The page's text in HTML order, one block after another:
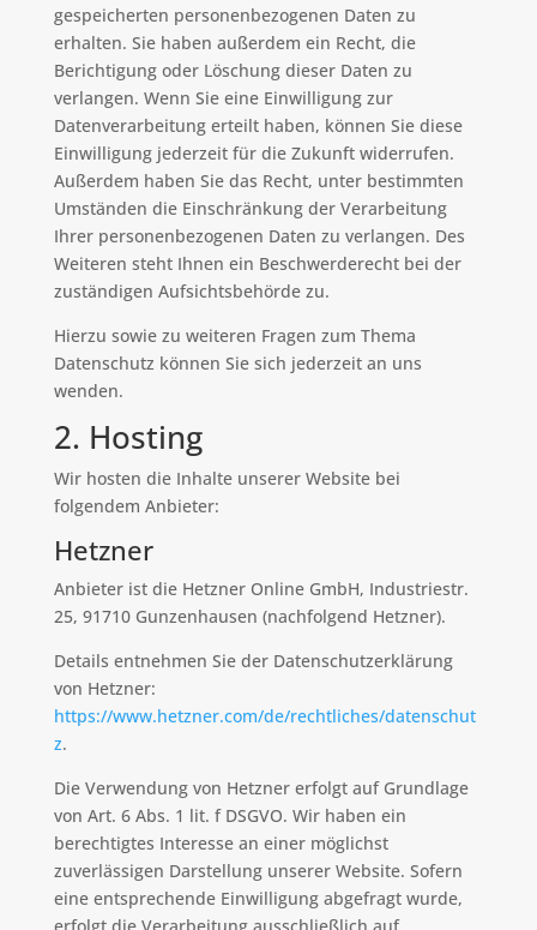
gespeicherten personenbezogenen Daten zu
erhalten. Sie haben außerdem ein Recht, die
Berichtigung oder Löschung dieser Daten zu
verlangen. Wenn Sie eine Einwilligung zur
Datenverarbeitung erteilt haben, können Sie diese
Einwilligung jederzeit für die Zukunft widerrufen.
Außerdem haben Sie das Recht, unter bestimmten
Umständen die Einschränkung der Verarbeitung
Ihrer personenbezogenen Daten zu verlangen. Des
Weiteren steht Ihnen ein Beschwerderecht bei der
zuständigen Aufsichtsbehörde zu.
Hierzu sowie zu weiteren Fragen zum Thema
Datenschutz können Sie sich jederzeit an uns
wenden.
2. Hosting
Wir hosten die Inhalte unserer Website bei
folgendem Anbieter:
Hetzner
Anbieter ist die Hetzner Online GmbH, Industriestr.
25, 91710 Gunzenhausen (nachfolgend Hetzner).
Details entnehmen Sie der Datenschutzerklärung
von Hetzner:
https://www.hetzner.com/de/rechtliches/datenschut
z.
Die Verwendung von Hetzner erfolgt auf Grundlage
von Art. 6 Abs. 1 lit. f DSGVO. Wir haben ein
berechtigtes Interesse an einer möglichst
zuverlässigen Darstellung unserer Website. Sofern
eine entsprechende Einwilligung abgefragt wurde,